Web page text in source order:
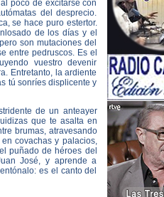
poco de excitarse con
del desprecio.
se hace puro estertor.
de los días y el
son mutaciones del
entre pedruscos. Es el
vuestro devenir
Entretanto, la ardiente
tú sonríes displicente y
de un anteayer
que te asalta en
brumas, atravesando
covachas y palacios,
puñado de héroes del
José, y aprende a
es el canto del